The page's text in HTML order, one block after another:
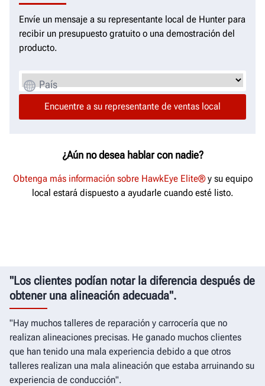
Envíe un mensaje a su representante local de Hunter para
recibir un presupuesto gratuito o una demostración del
producto.
País
¿Aún no desea hablar con nadie?
Obtenga más información sobre HawkEye Elite®y su equipo
local estará dispuesto a ayudarle cuando esté listo.
"Los clientes podían notar la diferencia después de
obtener una alineación adecuada".
"Hay muchos talleres de reparación y carrocería que no
realizan alineaciones precisas. He ganado muchos clientes
que han tenido una mala experiencia debido a que otros
talleres realizan una mala alineación que estaba arruinando su
experiencia de conducción".